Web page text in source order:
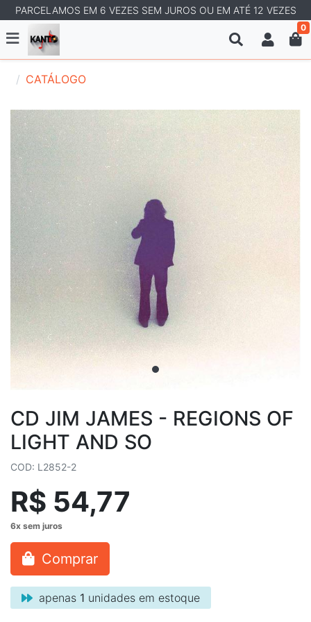
PARCELAMOS EM 6 VEZES SEM JUROS OU EM ATÉ 12 VEZES
0
CATÁLOGO
CD JIM JAMES - REGIONS OF
LIGHT AND SO
COD: L2852-2
R$ 54,77
Comprar
apenas 1 unidades em estoque